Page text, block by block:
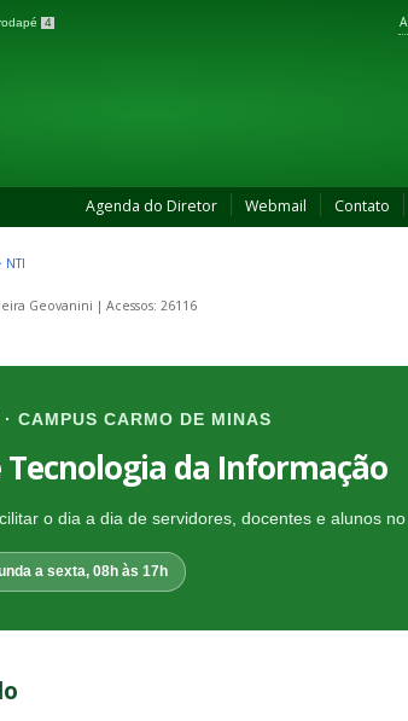
4
Agenda do Diretor Webmail Contato
NTI
Geovanini | Acessos: 26116
CAMPUS CARMO DE MINAS
Tecnologia da Informação
o dia a dia de servidores, docentes e alunos no
a sexta, 08h às 17h